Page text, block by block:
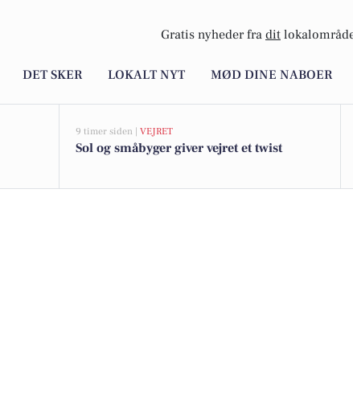
Gratis nyheder fra dit
DET SKER LOKALT NYT MØD DINE NABOER
9 timer siden | VEJRET
Sol og småbyger giver vejret et twist
bedst da kampen skulle afgøres"